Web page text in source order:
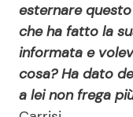
esternare
che ha fatto la
informata e
cosa? Ha dato
a lei non frega